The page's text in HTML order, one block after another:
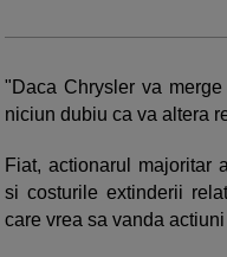
"Daca Chrysler va
niciun dubiu ca va altera
Fiat, actionarul majoritar
si costurile extinderii
care vrea sa vanda